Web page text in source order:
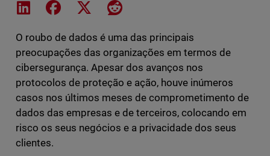
Share on LinkedIn
Share on Facebook
Share on XShare on Reddit
O roubo de dados é uma das principais
preocupações das organizações em termos de
cibersegurança. Apesar dos avanços nos
protocolos de proteção e ação, houve inúmeros
casos nos últimos meses de comprometimento de
dados das empresas e de terceiros, colocando em
risco os seus negócios e a privacidade dos seus
clientes.